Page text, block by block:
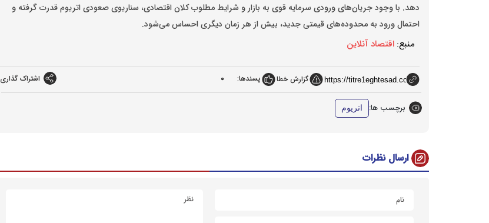
دهد. با وجود جریان‌های ورودی سرمایه قوی به بازار و شرایط مطلوب کلان اقتصادی، سناریوی صعودی اتریوم قدرت گرفته و
احتمال ورود به محدوده‌های قیمتی جدید، بیش از هر زمان دیگری احساس می‌شود.
منبع: اقتصاد آنلاین
گزارش خطا پسندها: 0 اشتراک گذاری
برچسب ها: اتریوم
ارسال نظرات